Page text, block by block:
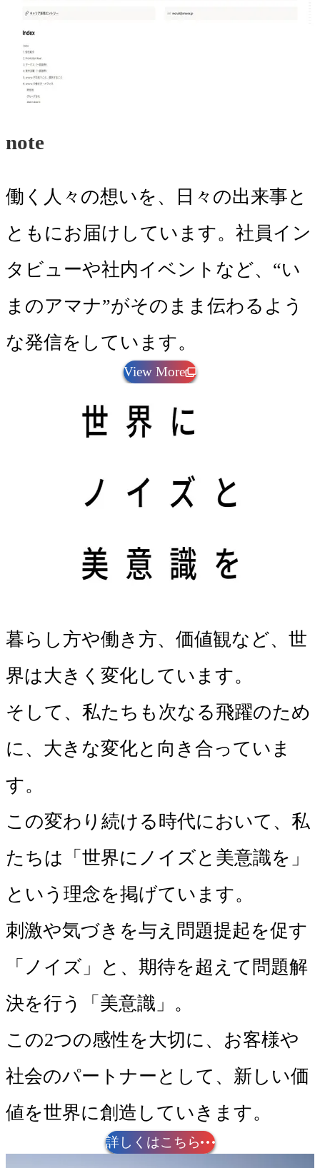
note
働く人々の想いを、日々の出来事と
ともにお届けしています。社員イン
タビューや社内イベントなど、“い
まのアマナ”がそのまま伝わるよう
な発信をしています。
View More
暮らし方や働き方、価値観など、世
界は大きく変化しています。
そして、私たちも次なる飛躍のため
に、大きな変化と向き合っていま
す。
この変わり続ける時代において、私
たちは「世界にノイズと美意識を」
という理念を掲げています。
刺激や気づきを与え問題提起を促す
「ノイズ」と、期待を超えて問題解
決を行う「美意識」。
この2つの感性を大切に、お客様や
社会のパートナーとして、新しい価
値を世界に創造していきます。
詳しくはこちら